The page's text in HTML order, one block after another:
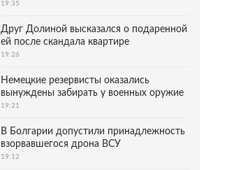
19:35
Друг Долиной высказался о подаренной
ей после скандала квартире
19:26
Немецкие резервисты оказались
вынуждены забирать у военных оружие
19:21
В Болгарии допустили принадлежность
взорвавшегося дрона ВСУ
19:12